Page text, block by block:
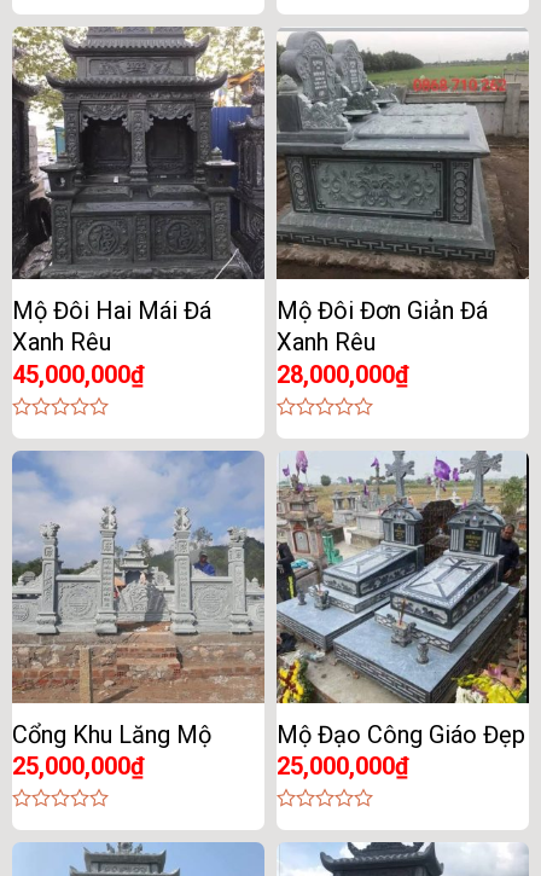
0
out
of
5
0
out
of
5
Mộ Đôi Hai Mái Đá
Xanh Rêu
45,000,000₫
0
out
of
5
Mộ Đôi Đơn Giản Đá
Xanh Rêu
28,000,000₫
0
out
of
5
Cổng Khu Lăng Mộ
25,000,000₫
0
out
Mộ Đạo Công Giáo Đẹp
25,000,000₫
0
out
of